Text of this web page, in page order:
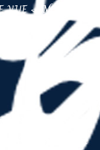
« MODERNE
D’ENTRÉE À
TÉHÉRAN POUR